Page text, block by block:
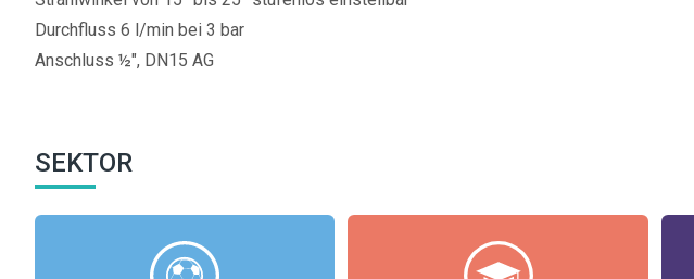
Durchfluss 6 l/min bei 3 bar
Anschluss ½", DN15 AG
SEKTOR